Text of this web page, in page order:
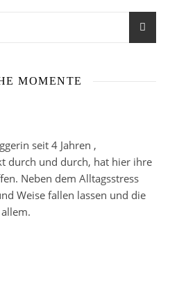
MOMENTE
seit 4 Jahren ,
durch und durch, hat hier ihre
Neben dem Alltagsstress
Weise fallen lassen und die